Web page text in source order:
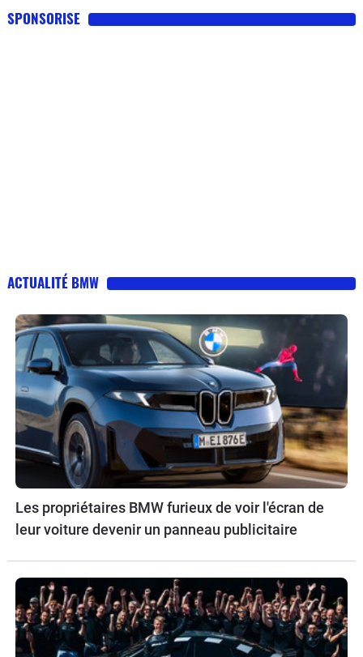
SPONSORISE
ACTUALITÉ BMW
Les propriétaires BMW furieux de voir l'écran de
leur voiture devenir un panneau publicitaire